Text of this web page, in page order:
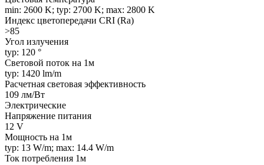
min: 2600 K; typ: 2700 K; max: 2800 K
Индекс цветопередачи CRI (Ra)
>85
Угол излучения
typ: 120 °
Световой поток на 1м
typ: 1420 lm/m
Расчетная световая эффективность
109 лм/Вт
Электрические
Напряжение питания
12 V
Мощность на 1м
typ: 13 W/m; max: 14.4 W/m
Ток потребления 1м